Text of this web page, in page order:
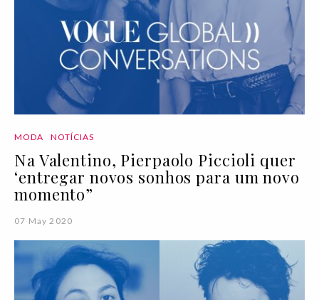
MODA NOTÍCIAS
Na Valentino, Pierpaolo Piccioli quer
‘entregar novos sonhos para um novo
momento”
07 May 2020